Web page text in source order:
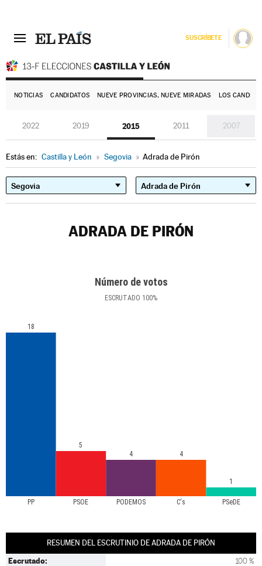
SUSCRÍBETE
NOTICIAS CANDIDATOS NUEVE PROVINCIAS, NUEVE MIRADAS LOS
2022 2019 2015 2011 2007
Estás en: Castilla y León » Segovia » Adrada de Pirón
ADRADA DE PIRÓN
Número de votos
ESCRUTADO 100%
PP PSOE PODEMOS C's PSeDE
18
5
4
4
1
RESUMEN DEL ESCRUTINIO DE ADRADA DE PIRÓN
Escrutado: 100 %